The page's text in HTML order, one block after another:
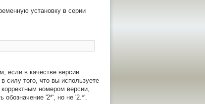
установку в серии
если в качестве версии
силу того, что вы используете
номером версии,
обозначение '2*', но не '2.*'.